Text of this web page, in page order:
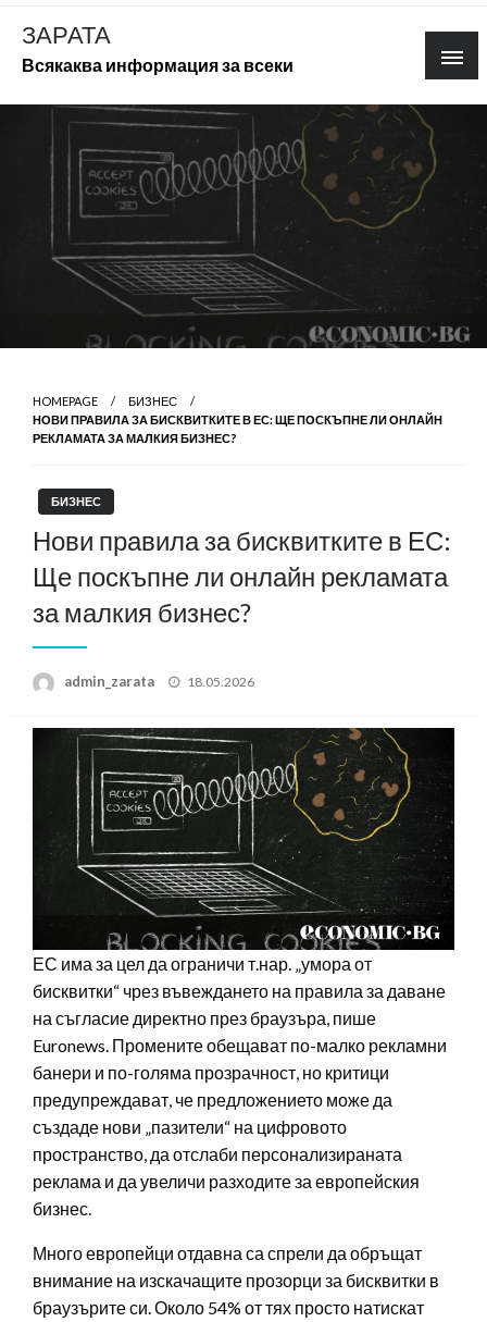
Skip
content
ЗАРАТА
Всякаква информация за всеки
HOMEPAGE
БИЗНЕС
НОВИ ПРАВИЛА ЗА БИСКВИТКИТЕ В ЕС: ЩЕ ПОСКЪПНЕ ЛИ ОНЛАЙН
РЕКЛАМАТА ЗА МАЛКИЯ БИЗНЕС?
БИЗНЕС
Нови правила за бисквитките в ЕС:
Ще поскъпне ли онлайн рекламата
за малкия бизнес?
admin_zarata
Posted
18.05.2026
ЕС има за цел да ограничи т.нар. „умора от
бисквитки“ чрез въвеждането на правила за даване
на съгласие директно през браузъра, пише
Euronews. Промените обещават по-малко рекламни
банери и по-голяма прозрачност, но критици
предупреждават, че предложението може да
създаде нови „пазители“ на цифровото
пространство, да отслаби персонализираната
реклама и да увеличи разходите за европейския
бизнес.
Много европейци отдавна са спрели да обръщат
внимание на изскачащите прозорци за бисквитки в
браузърите си. Около 54% от тях просто натискат